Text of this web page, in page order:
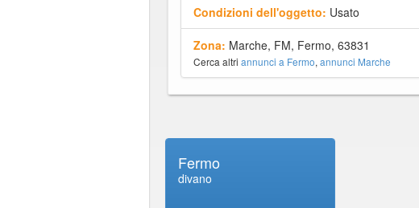
Condizioni dell'oggetto: Usato
Zona: Marche, FM, Fermo, 63831
Cerca altri annunci a Fermo, annunci Marche
Fermo
divano